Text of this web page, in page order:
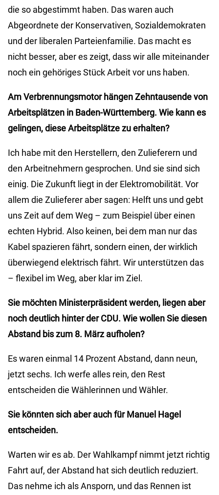
die so abgestimmt haben. Das waren auch
Abgeordnete der Konservativen, Sozialdemokraten
und der liberalen Parteienfamilie. Das macht es
nicht besser, aber es zeigt, dass wir alle miteinander
noch ein gehöriges Stück Arbeit vor uns haben.
Am Verbrennungsmotor hängen Zehntausende von
Arbeitsplätzen in Baden-Württemberg. Wie kann es
gelingen, diese Arbeitsplätze zu erhalten?
Ich habe mit den Herstellern, den Zulieferern und
den Arbeitnehmern gesprochen. Und sie sind sich
einig. Die Zukunft liegt in der Elektromobilität. Vor
allem die Zulieferer aber sagen: Helft uns und gebt
uns Zeit auf dem Weg – zum Beispiel über einen
echten Hybrid. Also keinen, bei dem man nur das
Kabel spazieren fährt, sondern einen, der wirklich
überwiegend elektrisch fährt. Wir unterstützen das
– flexibel im Weg, aber klar im Ziel.
Sie möchten Ministerpräsident werden, liegen aber
noch deutlich hinter der CDU. Wie wollen Sie diesen
Abstand bis zum 8. März aufholen?
Es waren einmal 14 Prozent Abstand, dann neun,
jetzt sechs. Ich werfe alles rein, den Rest
entscheiden die Wählerinnen und Wähler.
Sie könnten sich aber auch für Manuel Hagel
entscheiden.
Warten wir es ab. Der Wahlkampf nimmt jetzt richtig
Fahrt auf, der Abstand hat sich deutlich reduziert.
Das nehme ich als Ansporn, und das Rennen ist